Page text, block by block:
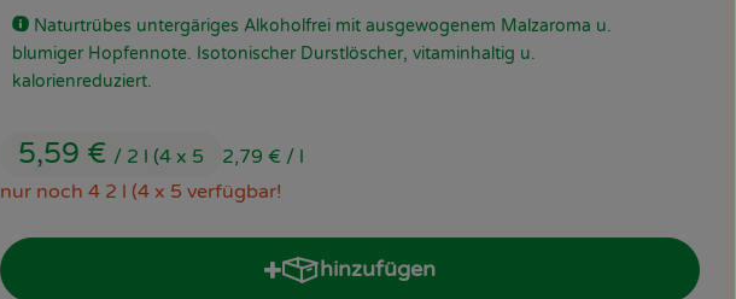
Naturtrübes untergäriges Alkoholfrei mit ausgewogenem Malzaroma u.
blumiger Hopfennote. Isotonischer Durstlöscher, vitaminhaltig u.
kalorienreduziert.
5,59 € / 2 l (4 x 5 2,79 € / l
nur noch 4 2 l (4 x 5 verfügbar!
hinzufügen
Produkt zum Warenkorb hinzufügen